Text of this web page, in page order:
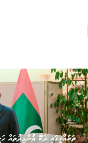
ޚަބަރު
ތަރައްގީގައި ދެކޭ އުންމީދުތައް